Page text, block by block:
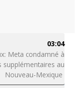
03:04
Meta condamné à
supplémentaires au
Nouveau-Mexique